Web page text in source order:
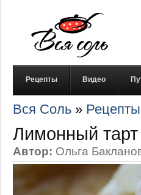
Рецепты Видео
Вся Соль » Рецепты
Лимонный тарт
Автор: Ольга